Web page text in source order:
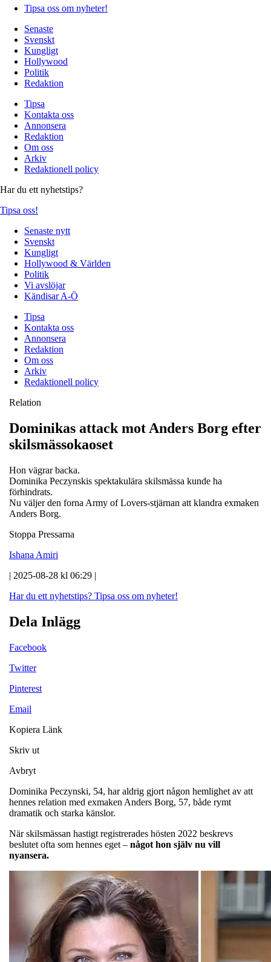
Tipsa oss om nyheter!
Senaste
Svenskt
Kungligt
Hollywood
Politik
Redaktion
Tipsa
Kontakta oss
Annonsera
Redaktion
Om oss
Arkiv
Redaktionell policy
Har du ett nyhetstips?
Tipsa oss!
Senaste nytt
Svenskt
Kungligt
Hollywood & Världen
Politik
Vi avslöjar
Kändisar A-Ö
Tipsa
Kontakta oss
Annonsera
Redaktion
Om oss
Arkiv
Redaktionell policy
Relation
Dominikas attack mot Anders Borg efter
skilsmässokaoset
Hon vägrar backa.
Dominika Peczynskis spektakulära skilsmässa kunde ha
förhindrats.
Nu väljer den forna Army of Lovers-stjärnan att klandra exmaken
Anders Borg.
Stoppa Pressarna
Ishana Amiri
| 2025-08-28 kl 06:29 |
Har du ett nyhetstips? Tipsa oss om nyheter!
Dela Inlägg
Facebook
Twitter
Pinterest
Email
Kopiera Länk
Skriv ut
Avbryt
Dominika Peczynski, 54, har aldrig gjort någon hemlighet av att
hennes relation med exmaken Anders Borg, 57, både rymt
dramatik och starka känslor.
När skilsmässan hastigt registrerades hösten 2022 beskrevs
beslutet ofta som hennes eget – något hon själv nu vill
nyansera.